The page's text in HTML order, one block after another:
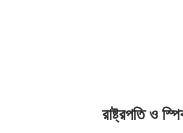
রাষ্ট্রপতি ও